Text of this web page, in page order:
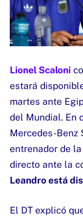
Lionel Scaloni
estará
martes ante
del Mundial. En
Mercedes-Benz
entrenador de
directo ante la
Leandro está
El DT explicó